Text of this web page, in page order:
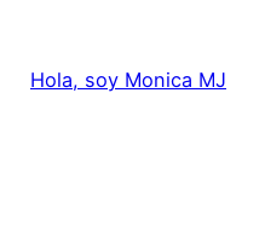
Hola, soy Monica MJ